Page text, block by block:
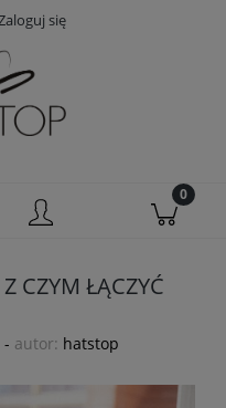
się
CZYM ŁĄCZYĆ
- autor: hatstop